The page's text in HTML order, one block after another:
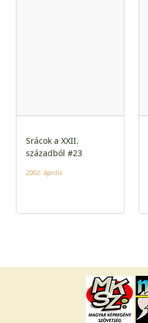
Srácok a XXII.
századból #23
2002. április